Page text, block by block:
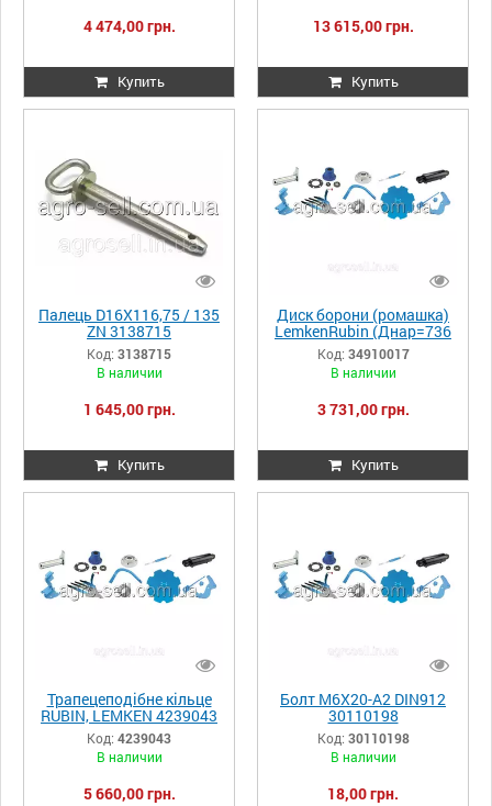
4 474,00 грн.
Купить
13 615,00 грн.
Купить
Палець D16X116,75 / 135
ZN 3138715
Код: 3138715
В наличии
1 645,00 грн.
Купить
Диск борони (ромашка)
LemkenRubin (Днар=736
мм,6отв вогнут.) (Italy)
34910017
Код: 34910017
В наличии
3 731,00 грн.
Купить
Трапецеподібне кільце
RUBIN, LEMKEN 4239043
Код: 4239043
В наличии
5 660,00 грн.
Болт M6X20-A2 DIN912
30110198
Код: 30110198
В наличии
18,00 грн.